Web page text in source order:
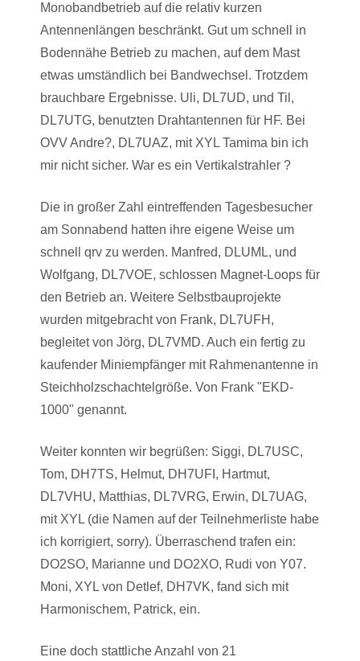
Monobandbetrieb auf die relativ kurzen
Antennenlängen beschränkt. Gut um schnell in
Bodennähe Betrieb zu machen, auf dem Mast
etwas umständlich bei Bandwechsel. Trotzdem
brauchbare Ergebnisse. Uli, DL7UD, und Til,
DL7UTG, benutzten Drahtantennen für HF. Bei
OVV Andre?, DL7UAZ, mit XYL Tamima bin ich
mir nicht sicher. War es ein Vertikalstrahler ?
Die in großer Zahl eintreffenden Tagesbesucher
am Sonnabend hatten ihre eigene Weise um
schnell qrv zu werden. Manfred, DLUML, und
Wolfgang, DL7VOE, schlossen Magnet-Loops für
den Betrieb an. Weitere Selbstbauprojekte
wurden mitgebracht von Frank, DL7UFH,
begleitet von Jörg, DL7VMD. Auch ein fertig zu
kaufender Miniempfänger mit Rahmenantenne in
Steichholzschachtelgröße. Von Frank "EKD-
1000" genannt.
Weiter konnten wir begrüßen: Siggi, DL7USC,
Tom, DH7TS, Helmut, DH7UFI, Hartmut,
DL7VHU, Matthias, DL7VRG, Erwin, DL7UAG,
mit XYL (die Namen auf der Teilnehmerliste habe
ich korrigiert, sorry). Überraschend trafen ein:
DO2SO, Marianne und DO2XO, Rudi von Y07.
Moni, XYL von Detlef, DH7VK, fand sich mit
Harmonischem, Patrick, ein.
Eine doch stattliche Anzahl von 21